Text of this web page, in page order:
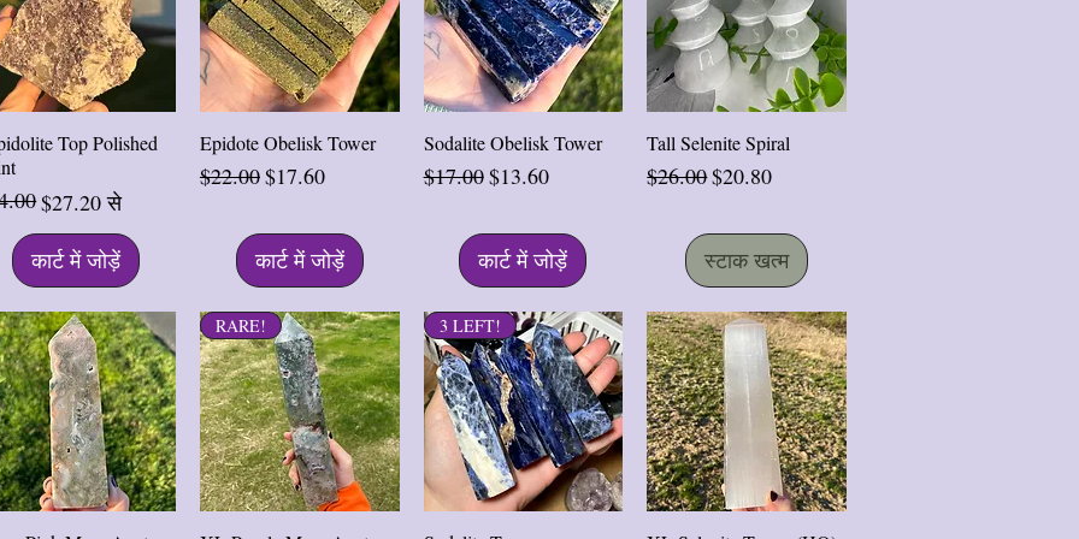
त्वरित दृश्य
Top Polished
मूल्य
$27.20से
मूल्य
कार्ट में जोड़ें
त्वरित दृश्य
Epidote Obelisk Tower
नियमित मूल्य
$22.00बिक्री मूल्य
$17.60
कार्ट में जोड़ें
त्वरित दृश्य
Sodalite Obelisk Tower
नियमित मूल्य
$17.00बिक्री मूल्य
$13.60
कार्ट में जोड़ें
त्वरित दृश्य
Tall Selenite Spiral
नियमित मूल्य
$26.00बिक्री मूल्य
$20.80
स्टाक खत्म
RARE! 3 LEFT!